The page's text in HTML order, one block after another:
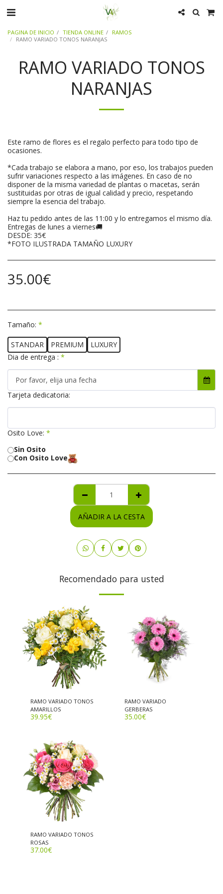
PAGINA DE INICIO TIENDA ONLINE
RAMOS
RAMO VARIADO TONOS NARANJAS
RAMO VARIADO TONOS
NARANJAS
Este ramo de flores es el regalo perfecto para todo tipo de
ocasiones.
*Cada trabajo se elabora a mano, por eso, los trabajos pueden
sufrir variaciones respecto a las imágenes. En caso de no
disponer de la misma variedad de plantas o macetas, serán
sustituidas por otras de igual calidad y precio, respetando
siempre la esencia del trabajo.
Haz tu pedido antes de las 11:00 y lo entregamos el mismo día.
Entregas de lunes a viernes🚚
DESDE: 35€
*FOTO ILUSTRADA TAMAÑO LUXURY
35.00€
Tamaño: *
STANDAR PREMIUM
LUXURY
Dia de entrega : *
Por favor, elija una fecha
Tarjeta dedicatoria:
Osito Love: *
Sin Osito
Con Osito Love
AÑADIR A LA CESTA
Recomendado para usted
RAMO VARIADO TONOS
AMARILLOS
39.95€
RAMO VARIADO
GERBERAS
35.00€
RAMO VARIADO TONOS
ROSAS
37.00€